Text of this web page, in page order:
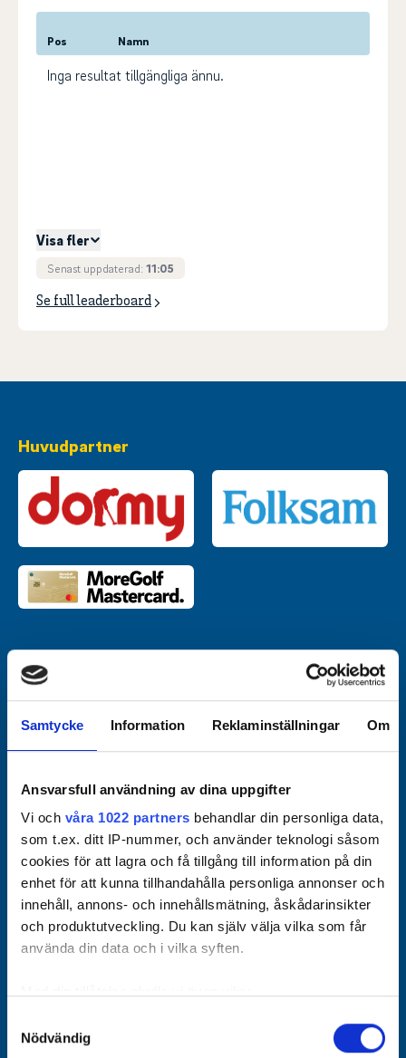
Samtycke Information Reklaminställningar Om
Ansvarsfull användning av dina uppgifter
Vi och våra 1022 partners behandlar din personliga data,
som t.ex. ditt IP-nummer, och använder teknologi såsom
cookies för att lagra och få tillgång till information på din
enhet för att kunna tillhandahålla personliga annonser och
innehåll, annons- och innehållsmätning, åskådarinsikter
och produktutveckling. Du kan själv välja vilka som får
använda din data och i vilka syften.
kan ha en noggrannhet på upp till flera meter
Nödvändig
Pos Namn
Inga resultat tillgängliga ännu.
Visa fler
Senast uppdaterad: 11:05
Se full leaderboard
Huvudpartner